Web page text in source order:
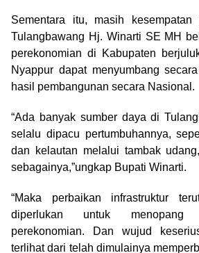
Sementara itu, masih
Tulangbawang Hj. Winarti SE MH
perekonomian di Kabupaten
Nyappur dapat menyumbang
hasil pembangunan secara Nasional.
“Ada banyak sumber daya di
selalu dipacu pertumbuhannya,
dan kelautan melalui tambak
sebagainya,”ungkap Bupati Winarti.
“Maka perbaikan infrastruktur
diperlukan untuk menopang
perekonomian. Dan wujud
terlihat dari telah dimulainya